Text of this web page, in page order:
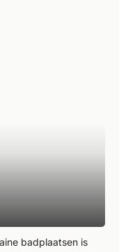
badplaatsen is